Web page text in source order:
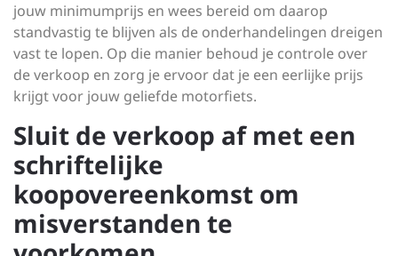
jouw minimumprijs en wees bereid om daarop
standvastig te blijven als de onderhandelingen dreigen
vast te lopen. Op die manier behoud je controle over
de verkoop en zorg je ervoor dat je een eerlijke prijs
krijgt voor jouw geliefde motorfiets.
Sluit de verkoop af met een
schriftelijke
koopovereenkomst om
misverstanden te